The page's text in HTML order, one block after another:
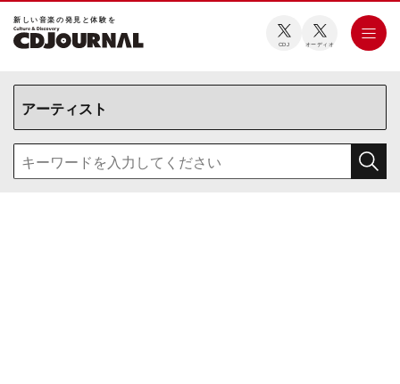
新しい⾳楽の発⾒と体験を
CDJ オーディオ